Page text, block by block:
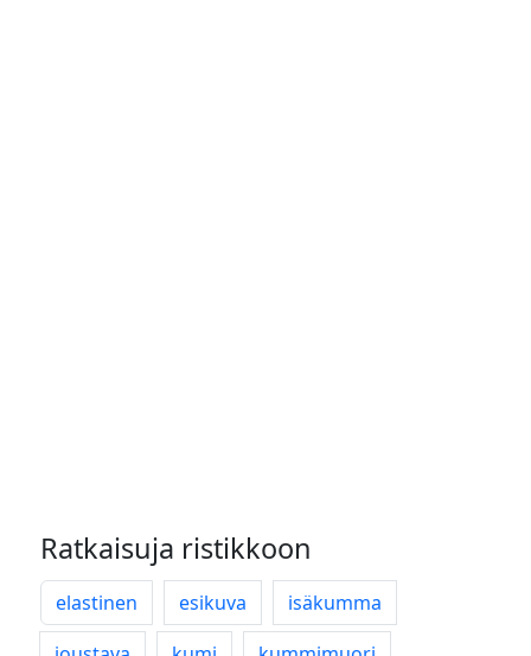
Ratkaisuja ristikkoon
elastinen esikuva
isäkumma